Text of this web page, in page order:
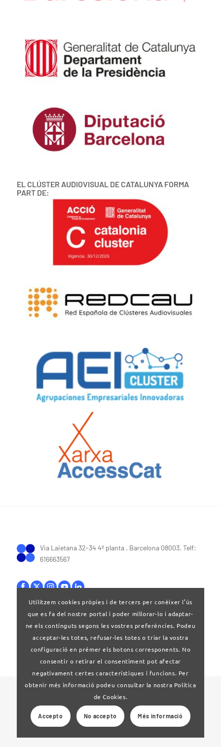
EL CLÚSTER AUDIOVISUAL DE CATALUNYA FORMA
PART DE:
Via Laietana 32-34 4ª planta . Barcelona 08003. Telf:
616663567
Bases legals |Política de privacitat
© 2024 Clúster Audiovisual de Catalunya
Web desenvolupat per La Saladeta
Utilitzem cookies pròpies i de tercers per conèixer l’ús
que es fa del nostre portal i poder millorar-lo i adaptar-
ne els continguts segons les vostres preferències. Podeu
acceptar-les totes, refusar-les totes o triar la vostra
configuració en prémer els botons corresponents. No
consentir o retirar el consentiment pot afectar
negativament certes característiques i funcions. Per
obtenir més informació podeu consultar la nostra Política
de Cookies.
Accepto No accepto Més informació